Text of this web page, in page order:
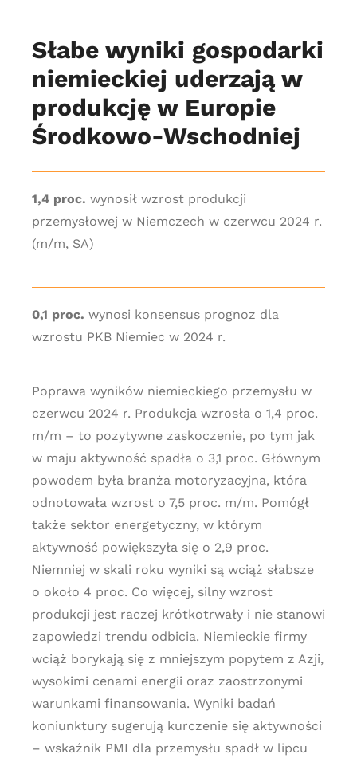
Słabe wyniki gospodarki
niemieckiej uderzają w
produkcję w Europie
Środkowo-Wschodniej
1,4 proc. wynosił wzrost produkcji
przemysłowej w Niemczech w czerwcu 2024 r.
(m/m, SA)
0,1 proc. wynosi konsensus prognoz dla
wzrostu PKB Niemiec w 2024 r.
Poprawa wyników niemieckiego przemysłu w
czerwcu 2024 r. Produkcja wzrosła o 1,4 proc.
m/m – to pozytywne zaskoczenie, po tym jak
w maju aktywność spadła o 3,1 proc. Głównym
powodem była branża motoryzacyjna, która
odnotowała wzrost o 7,5 proc. m/m. Pomógł
także sektor energetyczny, w którym
aktywność powiększyła się o 2,9 proc.
Niemniej w skali roku wyniki są wciąż słabsze
o około 4 proc. Co więcej, silny wzrost
produkcji jest raczej krótkotrwały i nie stanowi
zapowiedzi trendu odbicia. Niemieckie firmy
wciąż borykają się z mniejszym popytem z Azji,
wysokimi cenami energii oraz zaostrzonymi
warunkami finansowania. Wyniki badań
koniunktury sugerują kurczenie się aktywności
– wskaźnik PMI dla przemysłu spadł w lipcu